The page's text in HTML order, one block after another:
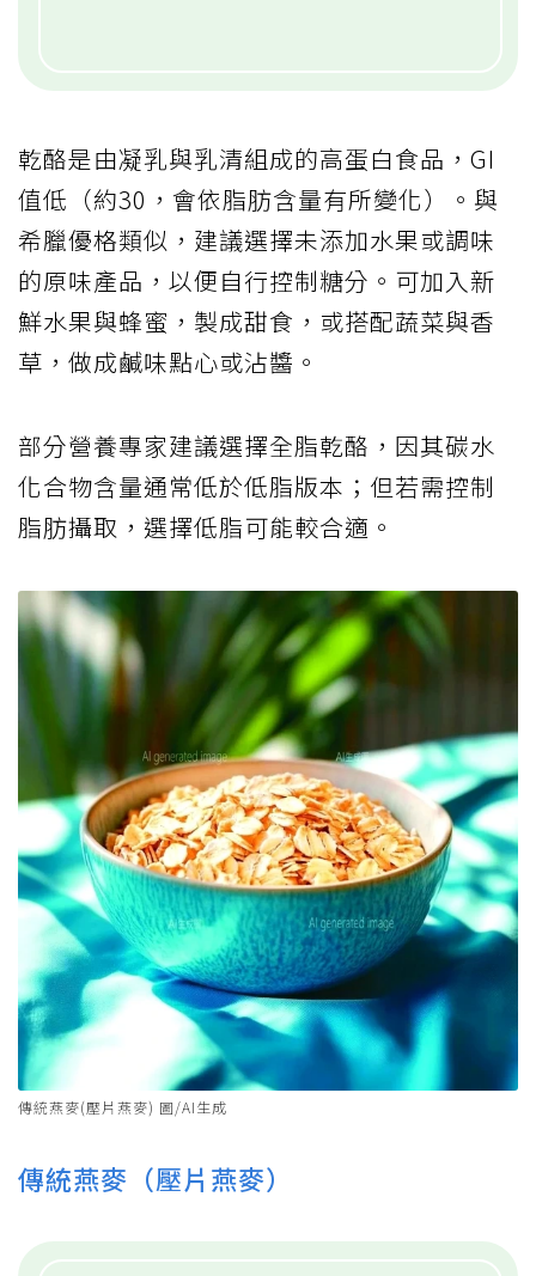
乾酪是由凝乳與乳清組成的高蛋白食品，GI
值低（約30，會依脂肪含量有所變化）。與
希臘優格類似，建議選擇未添加水果或調味
的原味產品，以便自行控制糖分。可加入新
鮮水果與蜂蜜，製成甜食，或搭配蔬菜與香
草，做成鹹味點心或沾醬。
部分營養專家建議選擇全脂乾酪，因其碳水
化合物含量通常低於低脂版本；但若需控制
脂肪攝取，選擇低脂可能較合適。
傳統燕麥(壓片燕麥) 圖/AI生成
傳統燕麥（壓片燕麥）